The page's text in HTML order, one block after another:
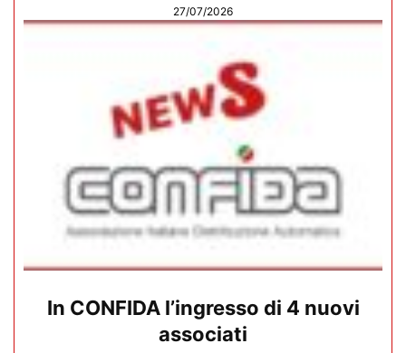
27/07/2026
In CONFIDA l’ingresso di 4 nuovi
associati